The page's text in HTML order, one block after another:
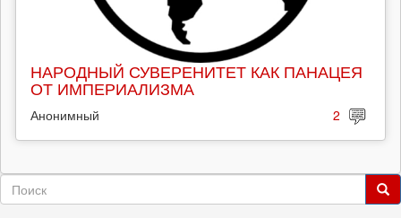
НАРОДНЫЙ СУВЕРЕНИТЕТ КАК ПАНАЦЕЯ
ОТ ИМПЕРИАЛИЗМА
Анонимный 2
Форма